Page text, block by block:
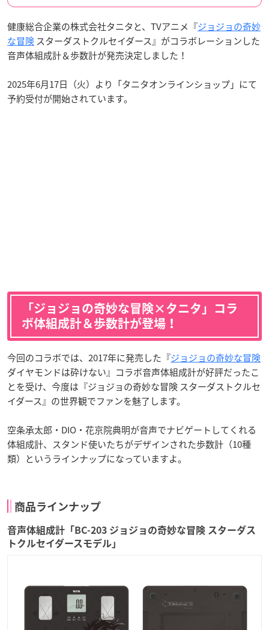
健康総合企業の株式会社タニタと、TVアニメ『ジョジョの奇妙
な冒険 スターダストクルセイダース』がコラボレーションした
音声体組成計＆歩数計が発売決定しました！
2025年6月17日（火）より「タニタオンラインショップ」にて
予約受付が開始されています。
「ジョジョの奇妙な冒険×タニタ」コラ
ボ体組成計＆歩数計が登場！
今回のコラボでは、2017年に発売した『ジョジョの奇妙な冒険
ダイヤモンドは砕けない』コラボ音声体組成計が好評だったこ
とを受け、今度は『ジョジョの奇妙な冒険 スターダストクルセ
イダース』の世界観でファンを魅了します。
空条承太郎・DIO・花京院典明が音声でナビゲートしてくれる
体組成計、スタンド使いたちがデザインされた歩数計（10種
類）というラインナップになっていますよ。
商品ラインナップ
音声体組成計「BC-203 ジョジョの奇妙な冒険 スターダス
トクルセイダースモデル」